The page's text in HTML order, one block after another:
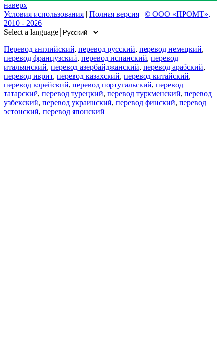
наверх
Условия использования | Полная версия | © ООО «ПРОМТ»,
2010 - 2026
Select a language
Перевод английский, перевод русский, перевод немецкий,
перевод французский, перевод испанский, перевод
итальянский, перевод азербайджанский, перевод арабский,
перевод иврит, перевод казахский, перевод китайский,
перевод корейский, перевод португальский, перевод
татарский, перевод турецкий, перевод туркменский, перевод
узбекский, перевод украинский, перевод финский, перевод
эстонский, перевод японский